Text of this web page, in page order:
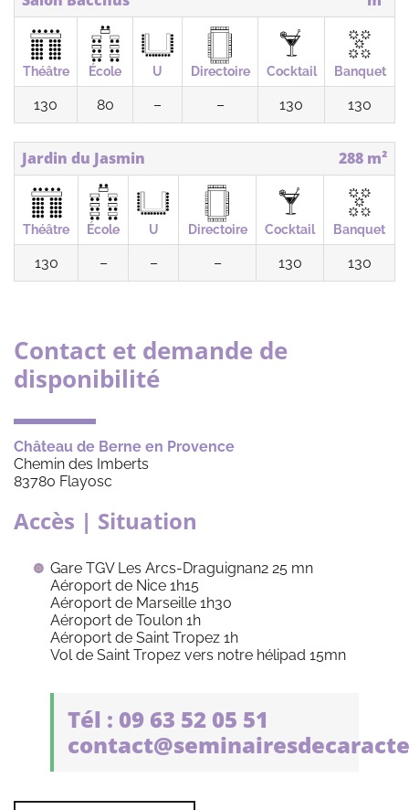
Théâtre École U Directoire Cocktail Banquet
130 80 – – 130 130
Jardin du Jasmin 288 m²
Théâtre École U Directoire Cocktail Banquet
130 – – – 130 130
Contact et demande de
disponibilité
Château de Berne en Provence
Chemin des Imberts
83780 Flayosc
Accès | Situation
Gare TGV Les Arcs-Draguignan2 25 mn
Aéroport de Nice 1h15
Aéroport de Marseille 1h30
Aéroport de Toulon 1h
Aéroport de Saint Tropez 1h
Vol de Saint Tropez vers notre hélipad 15mn
Tél : 09 63 52 05 51